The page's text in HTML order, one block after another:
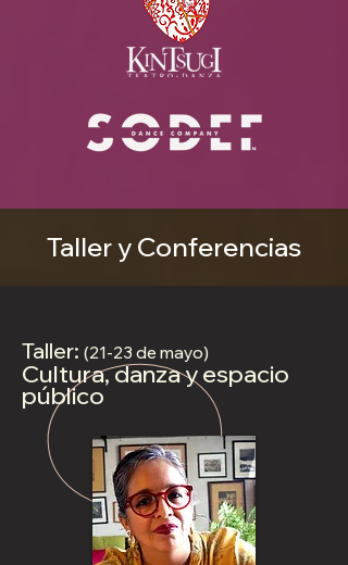
Taller y Conferencias
Taller: (21-23 de mayo)
Cultura, danza y espacio
público